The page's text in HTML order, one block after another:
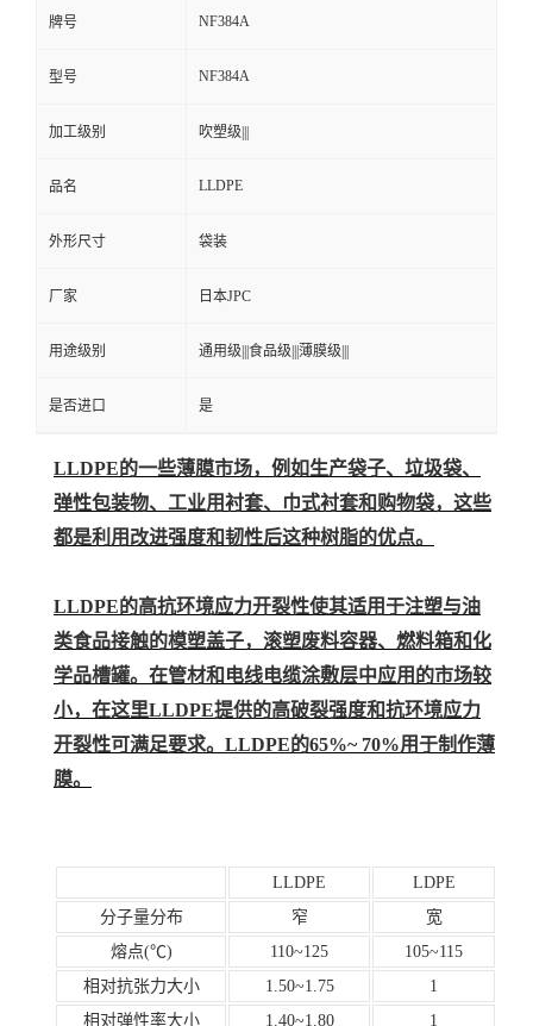
牌号 NF384A
型号 NF384A
加工级别 吹塑级|||
品名 LLDPE
外形尺寸 袋装
厂家 日本JPC
用途级别 通用级|||食品级|||薄膜级|||
是否进口 是
LLDPE的一些薄膜市场，例如生产袋子、垃圾袋、
弹性包装物、工业用衬套、巾式衬套和购物袋，这些
都是利用改进强度和韧性后这种树脂的优点。
LLDPE的高抗环境应力开裂性使其适用于注塑与油
类食品接触的模塑盖子，滚塑废料容器、燃料箱和化
学品槽罐。在管材和电线电缆涂敷层中应用的市场较
小，在这里LLDPE提供的高破裂强度和抗环境应力
开裂性可满足要求。LLDPE的65%~ 70%用于制作薄
膜。
LLDPE
LDPE
分子量分布
窄
宽
熔点(℃)
110~125
105~115
相对抗张力大小
1.50~1.75
1
相对弹性率大小
1.40~1.80 1